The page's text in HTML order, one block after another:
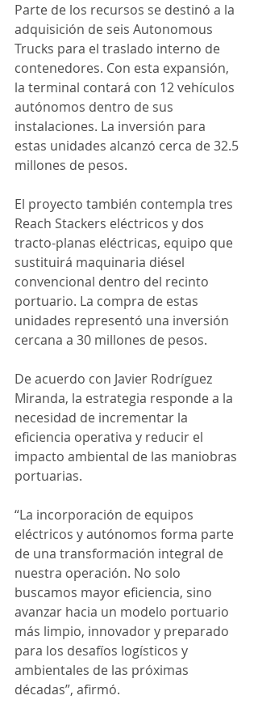
Parte de los recursos se destinó a la
adquisición de seis Autonomous
Trucks para el traslado interno de
contenedores. Con esta expansión,
la terminal contará con 12 vehículos
autónomos dentro de sus
instalaciones. La inversión para
estas unidades alcanzó cerca de 32.5
millones de pesos.
El proyecto también contempla tres
Reach Stackers eléctricos y dos
tracto-planas eléctricas, equipo que
sustituirá maquinaria diésel
convencional dentro del recinto
portuario. La compra de estas
unidades representó una inversión
cercana a 30 millones de pesos.
De acuerdo con Javier Rodríguez
Miranda, la estrategia responde a la
necesidad de incrementar la
eficiencia operativa y reducir el
impacto ambiental de las maniobras
portuarias.
“La incorporación de equipos
eléctricos y autónomos forma parte
de una transformación integral de
nuestra operación. No solo
buscamos mayor eficiencia, sino
avanzar hacia un modelo portuario
más limpio, innovador y preparado
para los desafíos logísticos y
ambientales de las próximas
décadas”, afirmó.